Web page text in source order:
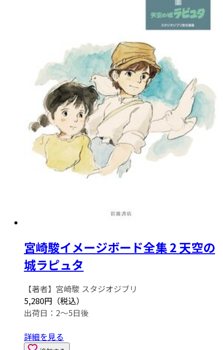
宮崎駿イメージボード全集 2 天空の
城ラピュタ
【著者】宮崎駿 スタジオジブリ
5,280円（税込）
出荷日：2～5日後
詳細を見る